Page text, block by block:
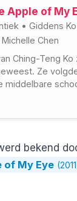
Apple of My
• Giddens Ko
Michelle Chen
Ching-Teng
Ze
middelbare
bekend
of My Eye